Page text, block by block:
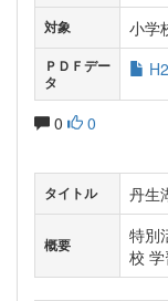
対象 小学
ＰＤＦデー
タ
0 0
タイトル 丹生
概要
特別
校